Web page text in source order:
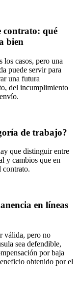
contrato: qué
bien
casos, pero una
puede servir para
una futura
del incumplimiento
de trabajo?
que distinguir entre
y cambios que en
contrato.
en líneas
válida, pero no
sea defendible,
por baja
obtenido por el